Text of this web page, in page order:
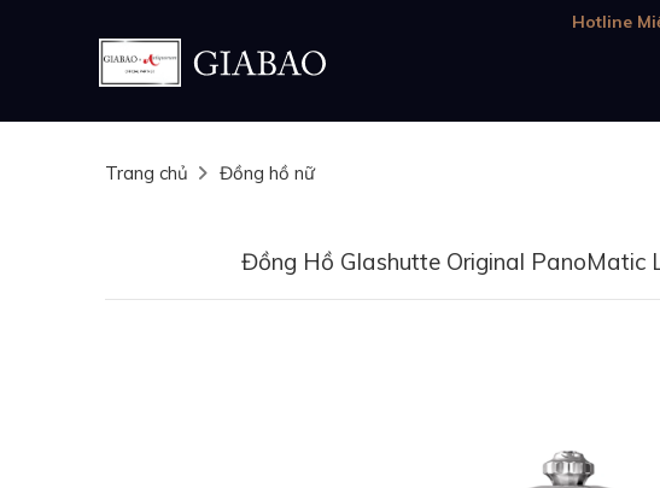
Hotline
Trang chủ Đồng hồ nữ
Đồng Hồ Glashutte Original PanoMatic